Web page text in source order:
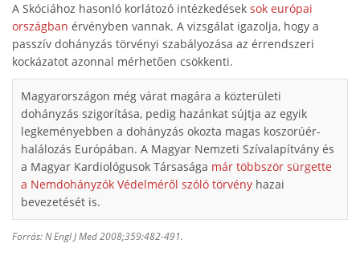
A Skóciához hasonló korlátozó intézkedések sok európai
országban érvényben vannak. A vizsgálat igazolja, hogy a
passzív dohányzás törvényi szabályozása az érrendszeri
kockázatot azonnal mérhetően csökkenti.
Magyarországon még várat magára a közterületi
dohányzás szigorítása, pedig hazánkat sújtja az egyik
legkeményebben a dohányzás okozta magas koszorúér-
halálozás Európában. A Magyar Nemzeti Szívalapítvány és
a Magyar Kardiológusok Társasága már többször sürgette
a Nemdohányzók Védelméről szóló törvény hazai
bevezetését is.
Forrás: N Engl J Med 2008;359:482-491.